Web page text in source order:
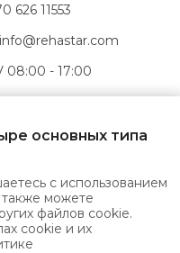
626 11553
info@rehastar.com
08:00 - 17:00
основных типа
с использованием
можете
файлов cookie.
cookie и их